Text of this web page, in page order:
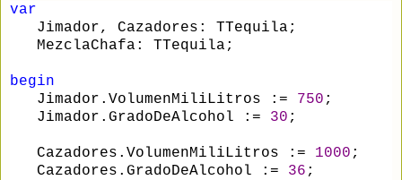
var
   Jimador, Cazadores: TTequila;
   MezclaChafa: TTequila;
begin
   Jimador.VolumenMiliLitros :
= 750 ;
   Jimador.GradoDeAlcohol :
= 30 ;
   Cazadores.VolumenMiliLitros :
= 1000 ;
   Cazadores.GradoDeAlcohol :
= 36 ;